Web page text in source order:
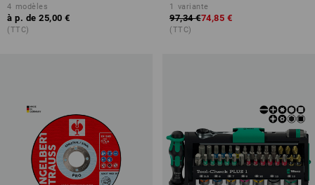
4 modèles
à p. de 25,00 €
(TTC)
1 variante
97,34 €74,85 €
(TTC)